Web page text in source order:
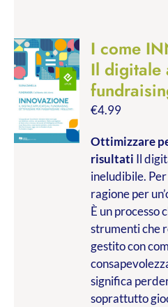
I come
Il digitale
€4.99
Ottimizzare
risultati Il
ineludibile.
ragione per
È un processo
strumenti che
gestito con
significa
soprattutto